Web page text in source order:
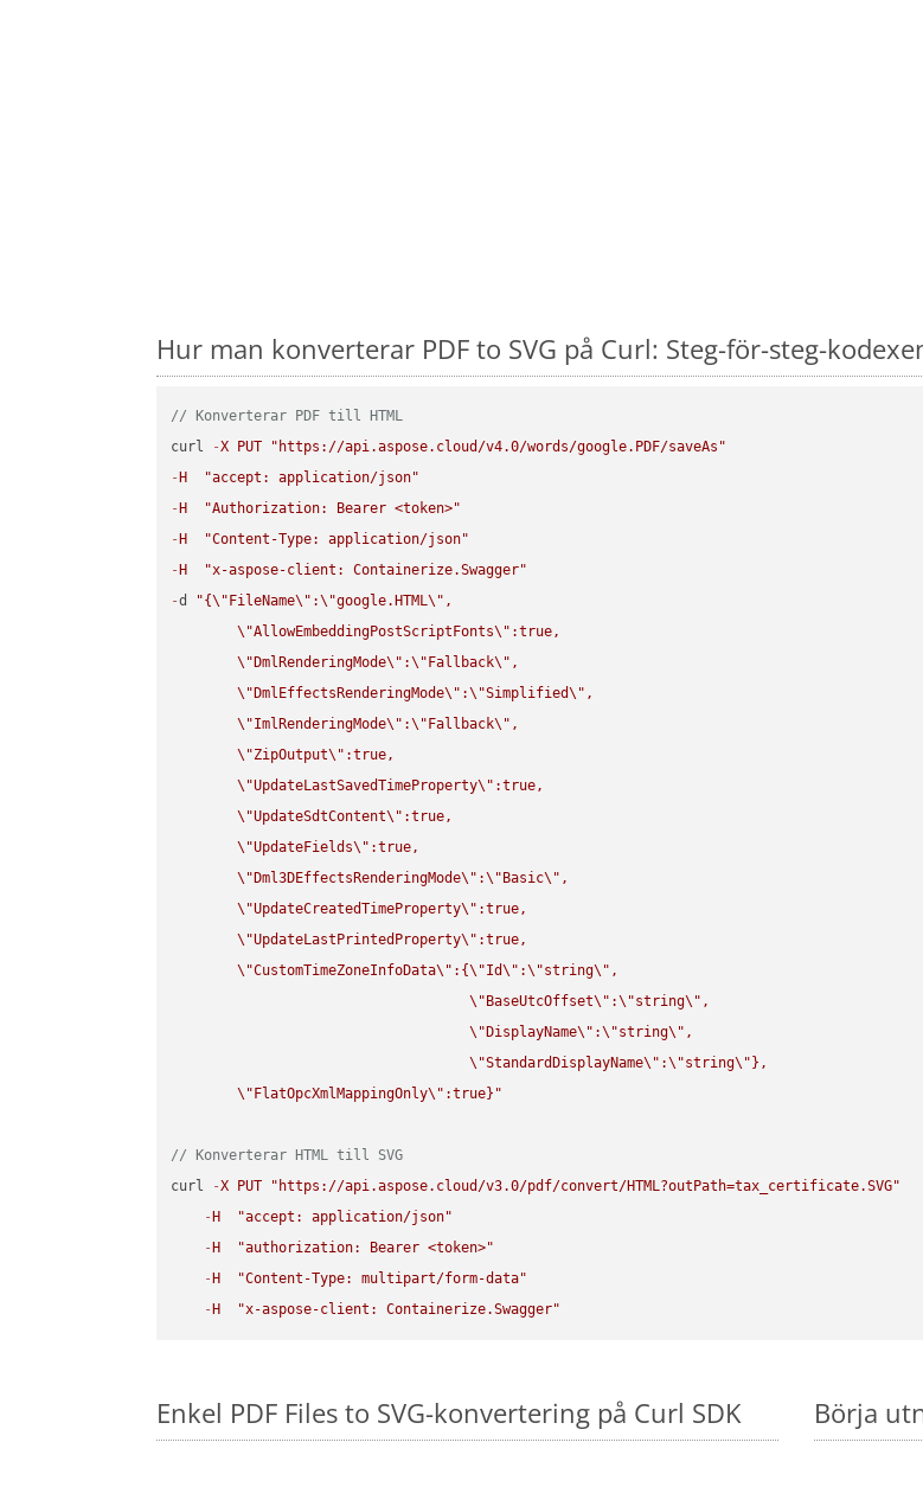
Hur man konverterar PDF to SVG på Curl: Steg-för-steg-
// Konverterar PDF till HTML
curl
-X PUT
"https://api.aspose.cloud/v4.0/words/google.PDF/saveAs"
- H
"accept: application/json"
- H
"Authorization: Bearer <token>"
- H
"Content-Type: application/json"
- H
"x-aspose-client: Containerize.Swagger"
-d "{\" FileName\" :\"google.HTML\" ,
\"AllowEmbeddingPostScriptFonts\" :true,
\" DmlRenderingMode\" :\" Fallback\" ,
\" DmlEffectsRenderingMode\" :\"Simplified\" ,
\"ImlRenderingMode\" :\" Fallback\" ,
\"ZipOutput\" :true,
\"UpdateLastSavedTimeProperty\" :true,
\"UpdateSdtContent\" :true,
\"UpdateFields\" :true,
\" Dml3DEffectsRenderingMode\" :\" Basic\" ,
\"UpdateCreatedTimeProperty\" :true,
\"UpdateLastPrintedProperty\" :true,
\"CustomTimeZoneInfoData\" :{\"Id\" :\"string\" ,
\" BaseUtcOffset\" :\"string\" ,
\" DisplayName\" :\"string\" ,
\"StandardDisplayName\" :\"string\" },
\" FlatOpcXmlMappingOnly\" :true}"
// Konverterar HTML till SVG
curl
-X PUT
"https://api.aspose.cloud/v3.0/pdf/convert/HTML?outPath=tax_certificate.SVG"
- H
"accept: application/json"
- H
"authorization: Bearer <token>"
- H
"Content-Type: multipart/form-data"
- H "x-aspose-client: Containerize.Swagger"
Enkel PDF Files to SVG-konvertering på Curl SDK Börja